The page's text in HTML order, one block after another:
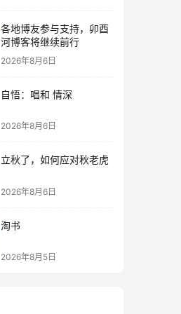
各地博友参与支持，卯酉
河博客将继续前行
2026年8月6日
自悟：唱和 情深
2026年8月6日
立秋了，如何应对秋老虎
2026年8月6日
淘书
2026年8月5日